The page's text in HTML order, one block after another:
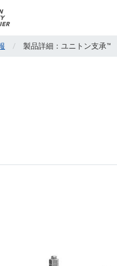
製品詳細：ユニトン支承™